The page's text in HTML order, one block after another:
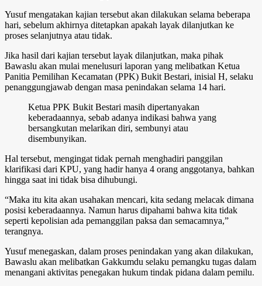
Yusuf mengatakan kajian tersebut akan dilakukan selama beberapa
hari, sebelum akhirnya ditetapkan apakah layak dilanjutkan ke
proses selanjutnya atau tidak.
Jika hasil dari kajian tersebut layak dilanjutkan, maka pihak
Bawaslu akan mulai menelusuri laporan yang melibatkan Ketua
Panitia Pemilihan Kecamatan (PPK) Bukit Bestari, inisial H, selaku
penanggungjawab dengan masa penindakan selama 14 hari.
Ketua PPK Bukit Bestari masih dipertanyakan
keberadaannya, sebab adanya indikasi bahwa yang
bersangkutan melarikan diri, sembunyi atau
disembunyikan.
Hal tersebut, mengingat tidak pernah menghadiri panggilan
klarifikasi dari KPU, yang hadir hanya 4 orang anggotanya, bahkan
hingga saat ini tidak bisa dihubungi.
“Maka itu kita akan usahakan mencari, kita sedang melacak dimana
posisi keberadaannya. Namun harus dipahami bahwa kita tidak
seperti kepolisian ada pemanggilan paksa dan semacamnya,”
terangnya.
Yusuf menegaskan, dalam proses penindakan yang akan dilakukan,
Bawaslu akan melibatkan Gakkumdu selaku pemangku tugas dalam
menangani aktivitas penegakan hukum tindak pidana dalam pemilu.